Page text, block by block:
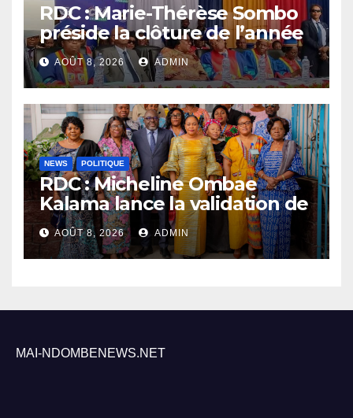
RDC : Marie-Thérèse Sombo
préside la clôture de l’année
académique 2025-2026 à
l’UNIKIN
AOÛT 8, 2026 ADMIN
NEWS POLITIQUE
RDC : Micheline Ombae
Kalama lance la validation de
la stratégie nationale pour
renforcer la participation
politique des femmes
AOÛT 8, 2026 ADMIN
MAI-NDOMBENEWS.NET